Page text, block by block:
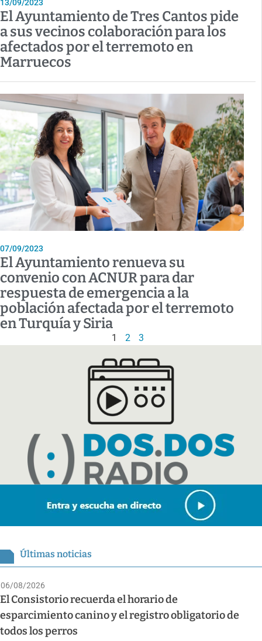
13/09/2023
El Ayuntamiento de Tres Cantos pide
a sus vecinos colaboración para los
afectados por el terremoto en
Marruecos
07/09/2023
El Ayuntamiento renueva su
convenio con ACNUR para dar
respuesta de emergencia a la
población afectada por el terremoto
en Turquía y Siria
1 2 3
Últimas noticias
06/08/2026
El Consistorio recuerda el horario de
esparcimiento canino y el registro obligatorio de
todos los perros